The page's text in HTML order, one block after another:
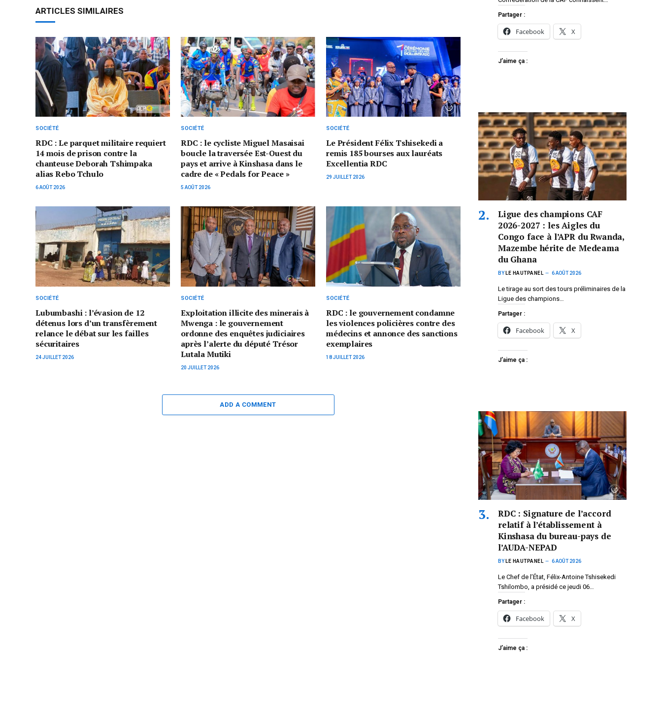
ARTICLES SIMILAIRES
SOCIÉTÉ
RDC : Le parquet militaire requiert
14 mois de prison contre la
chanteuse Deborah Tshimpaka
alias Rebo Tchulo
6 AOÛT 2026
SOCIÉTÉ
RDC : le cycliste Miguel Masaisai
boucle la traversée Est-Ouest du
pays et arrive à Kinshasa dans le
cadre de « Pedals for Peace »
5 AOÛT 2026
SOCIÉTÉ
Le Président Félix Tshisekedi a
remis 185 bourses aux lauréats
Excellentia RDC
29 JUILLET 2026
SOCIÉTÉ
Lubumbashi : l’évasion de 12
détenus lors d’un transfèrement
relance le débat sur les failles
sécuritaires
24 JUILLET 2026
SOCIÉTÉ
Exploitation illicite des minerais à
Mwenga : le gouvernement
ordonne des enquêtes judiciaires
après l’alerte du député Trésor
Lutala Mutiki
20 JUILLET 2026
SOCIÉTÉ
RDC : le gouvernement condamne
les violences policières contre des
médecins et annonce des sanctions
exemplaires
18 JUILLET 2026
ADD A COMMENT
Partager :
Facebook X
J’aime ça :
Ligue des champions CAF
2026-2027 : les Aigles du
Congo face à l’APR du Rwanda,
Mazembe hérite de Medeama
du Ghana
BY LE HAUTPANEL 6 AOÛT 2026
Le tirage au sort des tours préliminaires de la
Ligue des champions…
Partager :
Facebook X
J’aime ça :
RDC : Signature de l’accord
relatif à l’établissement à
Kinshasa du bureau-pays de
l’AUDA-NEPAD
BY LE HAUTPANEL 6 AOÛT 2026
Le Chef de l’État, Félix-Antoine Tshisekedi
Tshilombo, a présidé ce jeudi 06…
Partager :
Facebook X
J’aime ça :